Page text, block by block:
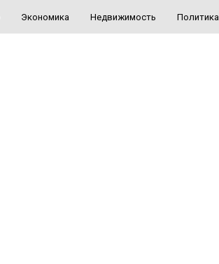
Экономика Недвижимость Политика